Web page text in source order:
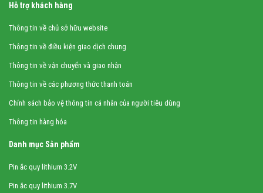
Hỗ trợ khách hàng
Thông tin về chủ sở hữu website
Thông tin về điều kiện giao dịch chung
Thông tin về vận chuyển và giao nhận
Thông tin về các phương thức thanh toán
Chính sách bảo vệ thông tin cá nhân của người tiêu dùng
Thông tin hàng hóa
Danh mục Sản phẩm
Pin ắc quy lithium 3.2V
Pin ắc quy lithium 3.7V